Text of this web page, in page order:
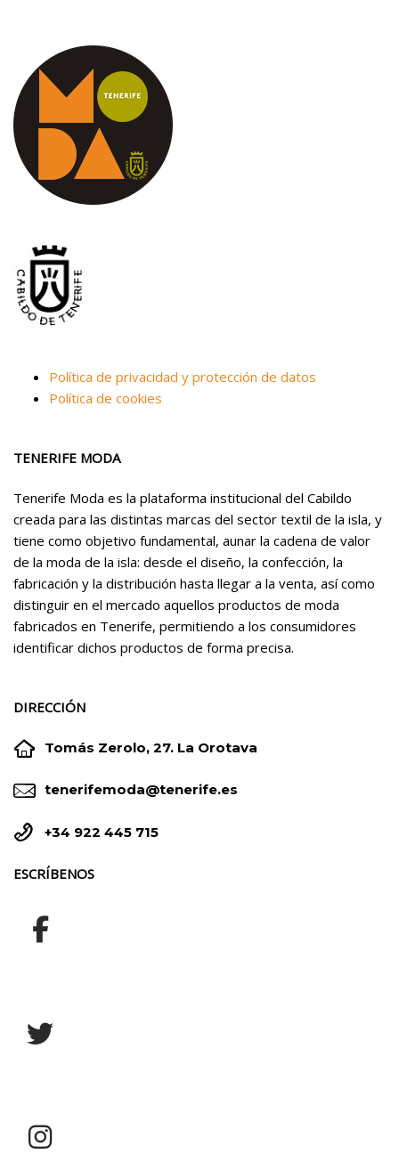
Política de privacidad y protección de datos
Política de cookies
TENERIFE MODA
Tenerife Moda es la plataforma institucional del Cabildo
creada para las distintas marcas del sector textil de la isla, y
tiene como objetivo fundamental, aunar la cadena de valor
de la moda de la isla: desde el diseño, la confección, la
fabricación y la distribución hasta llegar a la venta, así como
distinguir en el mercado aquellos productos de moda
fabricados en Tenerife, permitiendo a los consumidores
identificar dichos productos de forma precisa.
DIRECCIÓN

 Tomás Zerolo, 27. La Orotava

 tenerifemoda@tenerife.es

 +34 922 445 715
ESCRÍBENOS